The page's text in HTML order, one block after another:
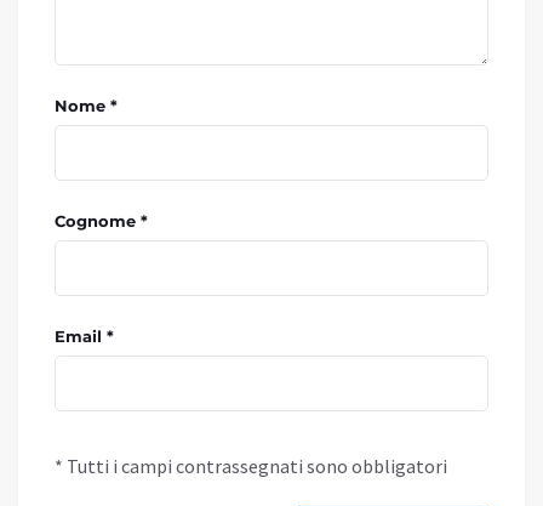
Nome *
Cognome *
Email *
* Tutti i campi contrassegnati sono obbligatori